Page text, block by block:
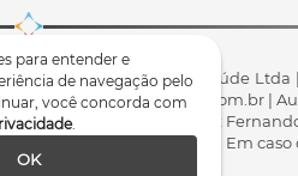
para entender e
de navegação pelo
você concorda com
.
OK
de Produtos Para Saúde Ltda
- comercial@arktus.com.br |
Técnico Dr. Alex
sujeitos a alterações. Em